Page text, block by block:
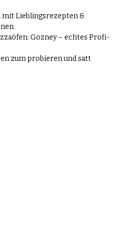
mit Lieblingsrezepten &
Gozney – echtes Profi-
zum probieren und satt